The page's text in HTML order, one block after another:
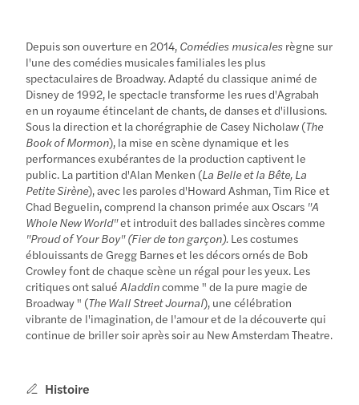
Depuis son ouverture en 2014, Comédies musicales règne sur
l'une des comédies musicales familiales les plus
spectaculaires de Broadway. Adapté du classique animé de
Disney de 1992, le spectacle transforme les rues d'Agrabah
en un royaume étincelant de chants, de danses et d'illusions.
Sous la direction et la chorégraphie de Casey Nicholaw (The
Book of Mormon), la mise en scène dynamique et les
performances exubérantes de la production captivent le
public. La partition d'Alan Menken (La Belle et la Bête, La
Petite Sirène), avec les paroles d'Howard Ashman, Tim Rice et
Chad Beguelin, comprend la chanson primée aux Oscars "A
Whole New World"et introduit des ballades sincères comme
"Proud of Your Boy" (Fier de ton garçon). Les costumes
éblouissants de Gregg Barnes et les décors ornés de Bob
Crowley font de chaque scène un régal pour les yeux. Les
critiques ont saluéAladdincomme " de la pure magie de
Broadway " (The Wall Street Journal), une célébration
vibrante de l'imagination, de l'amour et de la découverte qui
continue de briller soir après soir au New Amsterdam Theatre.
Histoire